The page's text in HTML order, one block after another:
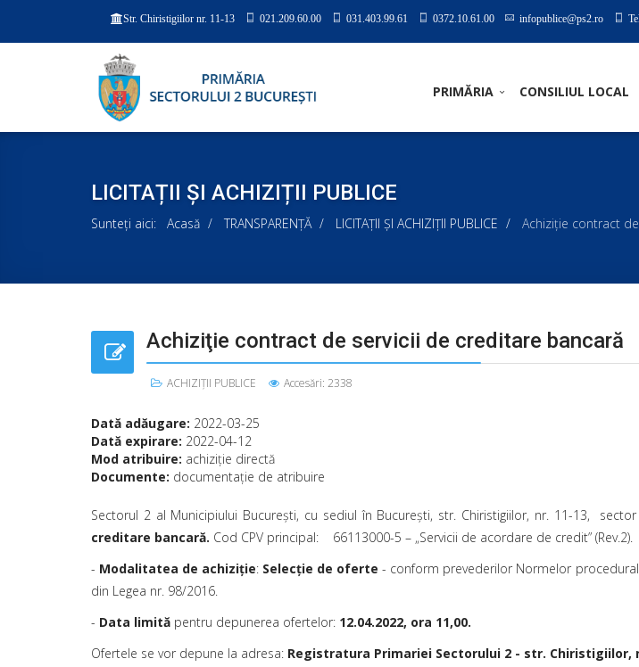
Str. Chiristigiilor nr. 11-13 021.209.60.00 031.403.99.61 0372.10.61.00 infopublice@ps2.ro
PRIMĂRIA CONSILIUL LOCAL
LICITAȚII ȘI ACHIZIȚII PUBLICE
Sunteți aici: Acasă TRANSPARENȚĂ LICITAȚII ȘI ACHIZIȚII PUBLICE Achiziţie contract
Achiziţie contract de servicii de creditare bancară
ACHIZIȚII PUBLICE Accesări: 2338
Dată adăugare: 2022-03-25
Dată expirare: 2022-04-12
Mod atribuire: achiziţie directă
Documente: documentaţie de atribuire
Sectorul 2 al Municipiului Bucureşti, cu sediul în Bucureşti, str. Chiristigiilor, nr. 11-13,
creditare bancară. Cod CPV principal: 66113000-5 – „Servicii de acordare de credit” (Rev.2).
- Modalitatea de achiziţie: Selecţie de oferte - conform prevederilor Normelor
din Legea nr. 98/2016.
- Data limită pentru depunerea ofertelor: 12.04.2022, ora 11,00.
Ofertele se vor depune la adresa: Registratura Primariei Sectorului 2 - str. Chiristigiilor,